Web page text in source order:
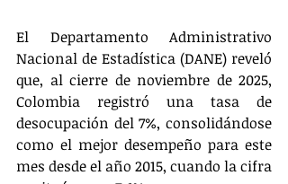
El Departamento Administrativo
Nacional de Estadística (DANE) reveló
que, al cierre de noviembre de 2025,
Colombia registró una tasa de
desocupación del 7%, consolidándose
como el mejor desempeño para este
mes desde el año 2015, cuando la cifra